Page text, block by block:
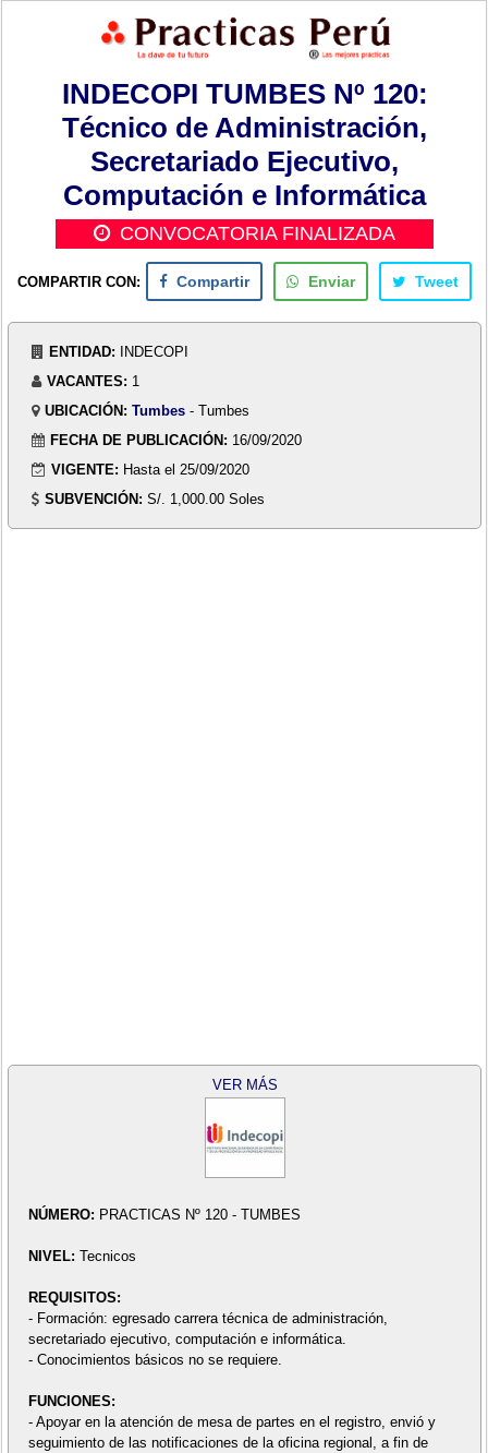
INDECOPI TUMBES Nº 120:
Técnico de Administración,
Secretariado Ejecutivo,
Computación e Informática
CONVOCATORIA FINALIZADA
COMPARTIR CON: Compartir Enviar Tweet
ENTIDAD:
INDECOPI
VACANTES: 1
UBICACIÓN: Tumbes - Tumbes
FECHA DE PUBLICACIÓN: 16/09/2020
VIGENTE: Hasta el 25/09/2020
SUBVENCIÓN: S/. 1,000.00 Soles
VER MÁS
NÚMERO: PRACTICAS Nº 120 - TUMBES
NIVEL: Tecnicos
REQUISITOS:
- Formación: egresado carrera técnica de administración,
secretariado ejecutivo, computación e informática.
- Conocimientos básicos no se requiere.
FUNCIONES:
- Apoyar en la atención de mesa de partes en el registro, envió y
seguimiento de las notificaciones de la oficina regional, a fin de